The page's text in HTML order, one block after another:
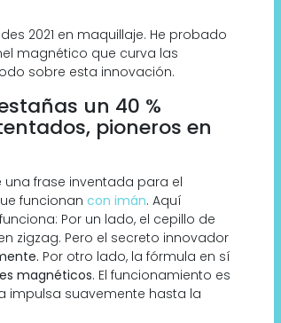
2021 en maquillaje. He probado
magnético que curva las
sobre esta innovación.
un 40 %
pioneros en
frase inventada para el
funcionan con imán. Aquí
Por un lado, el cepillo de
zigzag. Pero el secreto innovador
Por otro lado, la fórmula en sí
magnéticos. El funcionamiento es
impulsa suavemente hasta la
qué los bálsamos de CBD
se han convertido en
de los productos de
más buscados